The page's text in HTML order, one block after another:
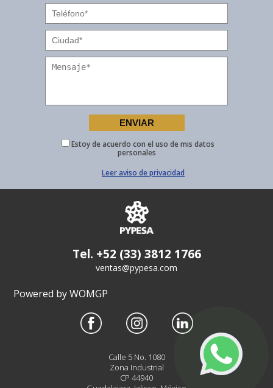
Estoy de acuerdo con el uso de mis datos
personales
Leer aviso de privacidad
Tel. +52 (33) 3812 1766
ventas@pypesa.com
Powered by WOMGP
Calle 5 No. 1080
Zona Industrial
CP 44940